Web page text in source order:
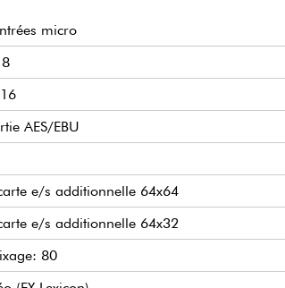
micro
AES/EBU
e/s additionnelle 64x64
e/s additionnelle 64x32
80